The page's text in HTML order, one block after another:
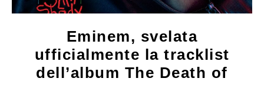
Eminem, svelata
ufficialmente la tracklist
dell’album The Death of